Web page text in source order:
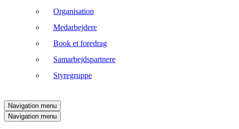
Organisation
Medarbejdere
Book et foredrag
Samarbejdspartnere
Styregruppe
Navigation menu
Navigation menu